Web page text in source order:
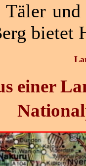
Täler
bietet
einer